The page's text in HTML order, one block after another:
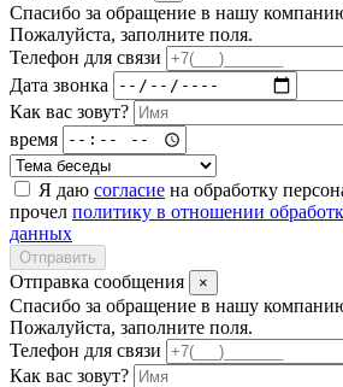
Спасибо за обращение в нашу
Пожалуйста, заполните поля.
Телефон для связи
Дата звонка
Как вас зовут?
время
Я даю согласие на обработку
прочел политику в отношении
данных
Отправить
Отправка сообщения ×
Спасибо за обращение в нашу
Пожалуйста, заполните поля.
Телефон для связи
Как вас зовут?